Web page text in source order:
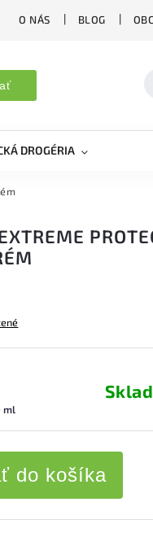
O NÁS BLOG
DROGÉRIA
ml
do košíka